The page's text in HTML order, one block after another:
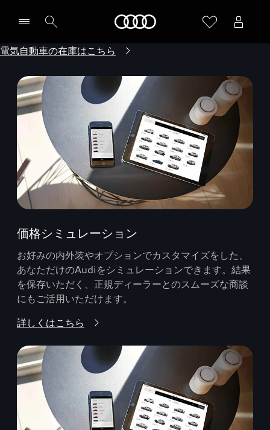
電気自動車の在庫はこちら
価格シミュレーション
お好みの内外装やオプションでカスタマイズをした、
あなただけのAudiをシミュレーションできます。結果
を保存いただく、正規ディーラーとのスムーズな商談
にもご活用いただけます。
詳しくはこちら